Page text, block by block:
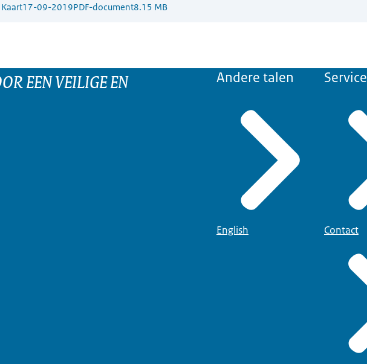
Kaart17-09-2019PDF-document8.15 MB
EEN VEILIGE EN
Andere talen
English
Service
Contact